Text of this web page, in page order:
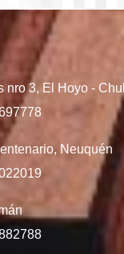
nro 3, El Hoyo -
Neuquén